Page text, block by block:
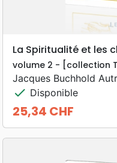
La Spiritualité et les
volume 2 - [collection
Jacques Buchhold
check Disponible
Prix
25,34 CHF